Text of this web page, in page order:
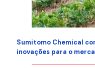
Sumitomo Chemical
inovações para o